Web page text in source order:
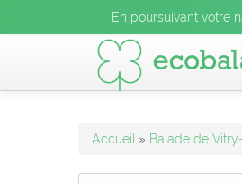
En poursuivant
En poursuivant votre
En poursuivant votre navigation
Accueil » Balade de